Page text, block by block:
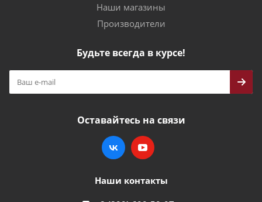
Наши магазины
Производители
Будьте всегда в курсе!
Оставайтесь на связи
Наши контакты